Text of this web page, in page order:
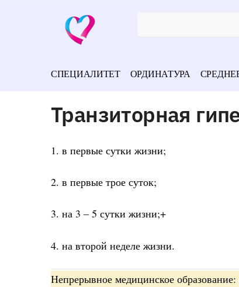
СПЕЦИАЛИТЕТ ОРДИНАТУРА
Транзиторная
1. в первые сутки жизни;
2. в первые трое суток;
3. на 3 – 5 сутки жизни;+
4. на второй неделе жизни.
Непрерывное медицинское образование: